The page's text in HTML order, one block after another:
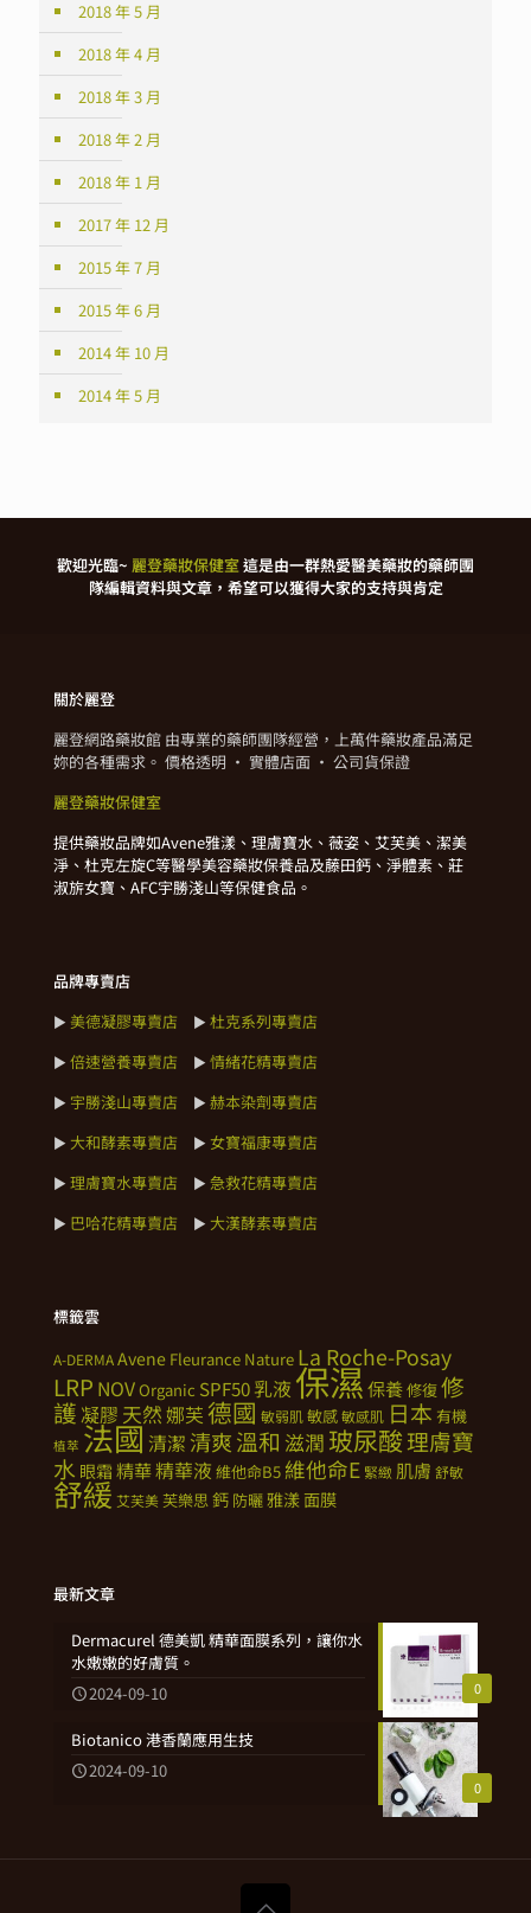
2018 年 5 月
2018 年 4 月
2018 年 3 月
2018 年 2 月
2018 年 1 月
2017 年 12 月
2015 年 7 月
2015 年 6 月
2014 年 10 月
2014 年 5 月
歡迎光臨~ 麗登藥妝保健室這是由一群熱愛醫美藥妝的藥師團
隊編輯資料與文章，希望可以獲得大家的支持與肯定
關於麗登
麗登網路藥妝館 由專業的藥師團隊經營，上萬件藥妝產品滿足
妳的各種需求。 價格透明 · 實體店面 · 公司貨保證
麗登藥妝保健室
提供藥妝品牌如Avene雅漾、理膚寶水、薇姿、艾芙美、潔美
淨、杜克左旋C等醫學美容藥妝保養品及藤田鈣、淨體素、莊
淑旂女寶、AFC宇勝淺山等保健食品。
品牌專賣店
► 美德凝膠專賣店 ► 杜克系列專賣店
► 倍速營養專賣店 ► 情緒花精專賣店
► 宇勝淺山專賣店 ► 赫本染劑專賣店
► 大和酵素專賣店 ► 女寶福康專賣店
► 理膚寶水專賣店 ► 急救花精專賣店
► 巴哈花精專賣店 ► 大漢酵素專賣店
標籤雲
A-DERMAAvene Fleurance Nature La Roche-Posay
LRP NOVOrganic SPF50乳液 保濕保養修復修
護凝膠 天然娜芙德國 敏弱肌敏感敏感肌 日本 有機
植萃 法國清潔 清爽溫和 滋潤 玻尿酸理膚寶
水 眼霜 精華精華液 維他命B5 維他命E 緊緻 肌膚 舒敏
舒緩 艾芙美芙樂思鈣 防曬雅漾面膜
最新文章
0
Dermacurel 德美凱 精華面膜系列，讓你水
水嫩嫩的好膚質。
2024-09-10
0
Biotanico 港香蘭應用生技
2024-09-10